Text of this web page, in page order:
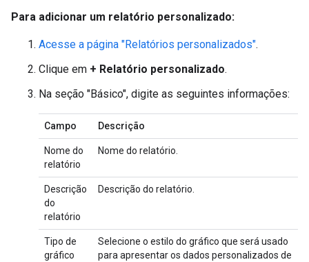
Para adicionar um relatório personalizado:
Acesse a página "Relatórios personalizados".
Clique em + Relatório personalizado.
Na seção "Básico", digite as seguintes informações:
Campo Descrição
Nome do
relatório
Nome do relatório.
Descrição
do
relatório
Descrição do relatório.
Tipo de
gráfico
Selecione o estilo do gráfico que será usado
para apresentar os dados personalizados de